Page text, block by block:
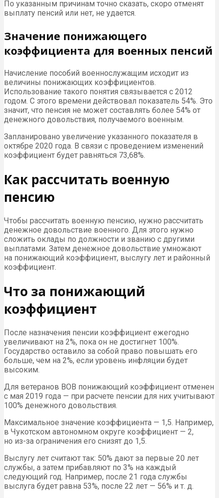
По указанным причинам точно сказать, скоро отменят
выплату пенсий или нет, не удается.
Значение понижающего
коэффициента для военных пенсий
Начисление пособий военнослужащим исходит из
величины понижающих коэффициентов.
Использование такого понятия связывается с 2012
годом. С этого времени действовал показатель 54%. Это
значит, что пенсия не может составлять более 54% от
денежного довольствия, получаемого военным.
Запланировано увеличение указанного показателя в
октябре 2020 года. В связи с проведением изменений
коэффициент будет равняться 73,68%.
Как рассчитать военную
пенсию
Чтобы рассчитать военную пенсию, нужно рассчитать
денежное довольствие военного. Для этого нужно
сложить оклады по должности и званию с другими
выплатами. Затем денежное довольствие умножают
на понижающий коэффициент, выслугу лет и районный
коэффициент.
Что за понижающий
коэффициент
После назначения пенсии коэффициент ежегодно
увеличивают на 2%, пока он не достигнет 100%.
Государство оставило за собой право повышать его
больше, чем на 2%, если уровень инфляции будет
высоким.
Для ветеранов ВОВ понижающий коэффициент отменен
с мая 2019 года — при расчете пенсии для них учитывают
100% денежного довольствия.
Максимальное значение коэффициента — 1,5. Например,
в Чукотском автономном округе коэффициент — 2,
но из-за ограничения его снизят до 1,5.
Выслугу лет считают так: 50% дают за первые 20 лет
службы, а затем прибавляют по 3% на каждый
следующий год. Например, после 21 года службы
выслуга будет равна 53%, после 22 лет — 56% и т. д.